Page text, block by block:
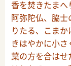
香を焚きたまへ
阿弥陀仏、脇
りたる、こまか
きはやかに小
葉の方を合は